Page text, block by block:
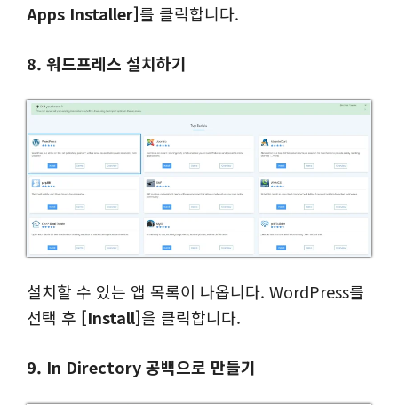
Apps Installer]를 클릭합니다.
8. 워드프레스 설치하기
설치할 수 있는 앱 목록이 나옵니다. WordPress를
선택 후 [Install]을 클릭합니다.
9. In Directory 공백으로 만들기